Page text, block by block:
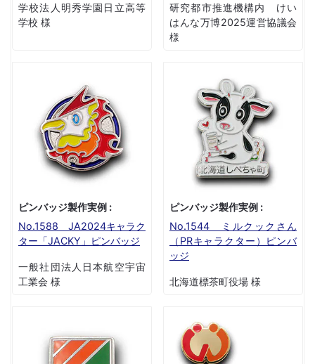
学校法人明秀学園日立高等
学校 様
研究都市推進機構内 けい
はんな万博2025運営協議会
様
ピンバッジ製作実例 :
No.1588 JA2024キャラク
ター「JACKY」ピンバッジ
一般社団法人日本航空宇宙
工業会 様
ピンバッジ製作実例 :
No.1544 ミルクックさん
（PRキャラクター）ピンバ
ッジ
北海道標茶町役場 様